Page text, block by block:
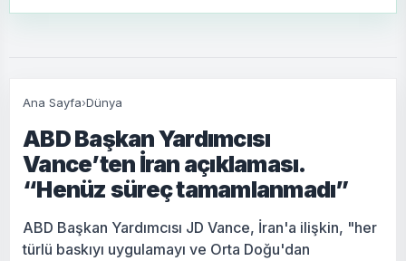
Ana Sayfa›Dünya
ABD Başkan Yardımcısı
Vance’ten İran açıklaması.
“Henüz süreç tamamlanmadı”
ABD Başkan Yardımcısı JD Vance, İran'a ilişkin, "her
türlü baskıyı uygulamayı ve Orta Doğu'dan